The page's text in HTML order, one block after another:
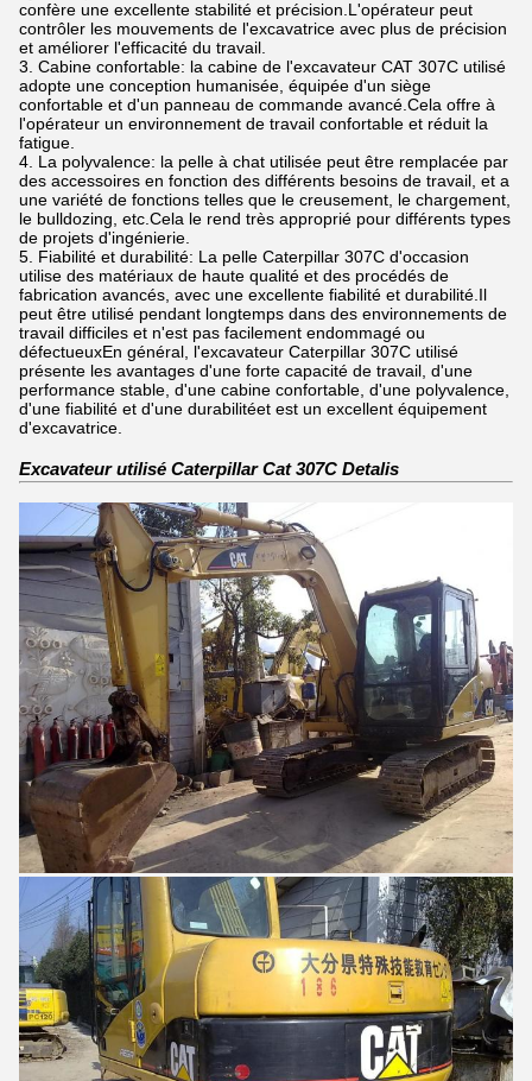
confère une excellente stabilité et précision.L'opérateur peut
contrôler les mouvements de l'excavatrice avec plus de précision
et améliorer l'efficacité du travail.
3. Cabine confortable: la cabine de l'excavateur CAT 307C utilisé
adopte une conception humanisée, équipée d'un siège
confortable et d'un panneau de commande avancé.Cela offre à
l'opérateur un environnement de travail confortable et réduit la
fatigue.
4. La polyvalence: la pelle à chat utilisée peut être remplacée par
des accessoires en fonction des différents besoins de travail, et a
une variété de fonctions telles que le creusement, le chargement,
le bulldozing, etc.Cela le rend très approprié pour différents types
de projets d'ingénierie.
5. Fiabilité et durabilité: La pelle Caterpillar 307C d'occasion
utilise des matériaux de haute qualité et des procédés de
fabrication avancés, avec une excellente fiabilité et durabilité.Il
peut être utilisé pendant longtemps dans des environnements de
travail difficiles et n'est pas facilement endommagé ou
défectueuxEn général, l'excavateur Caterpillar 307C utilisé
présente les avantages d'une forte capacité de travail, d'une
performance stable, d'une cabine confortable, d'une polyvalence,
d'une fiabilité et d'une durabilitéet est un excellent équipement
d'excavatrice.
Excavateur utilisé Caterpillar Cat 307C Detalis